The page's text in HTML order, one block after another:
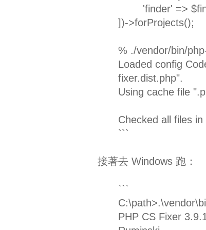
'finder' =>
])->forProjects();
% ./vendor/bin/
Loaded config
fixer.dist.php".
Using cache file
Checked all files
```
接著去 Windows 跑：
```
PHP CS Fixer